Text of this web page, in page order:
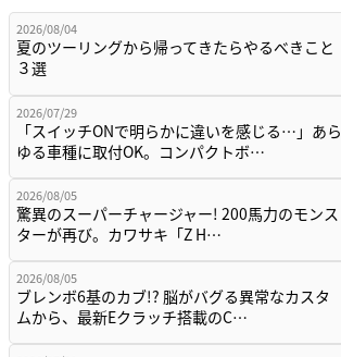
2026/08/04
夏のツーリングから帰ってきたらやるべきこと
３選
2026/07/29
「スイッチONで明らかに違いを感じる…」あら
ゆる車種に取付OK。コンパクトボ…
2026/08/05
驚異のスーパーチャージャー! 200馬力のモンス
ターが再び。カワサキ「Z H…
2026/08/05
ブレンボ6基のカブ!? 脳がバグる異常なカスタ
ムから、最新Eクラッチ搭載のC…